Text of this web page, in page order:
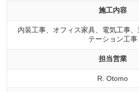
施工内容
内装工事、オフィス家具、電気工事
テーション工事
担当営業
R. Otomo